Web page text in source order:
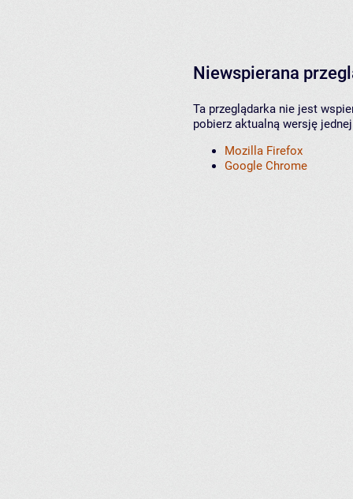
Niewspierana
Ta przeglądarka nie jest
pobierz aktualną wersję
Mozilla Firefox
Google Chrome